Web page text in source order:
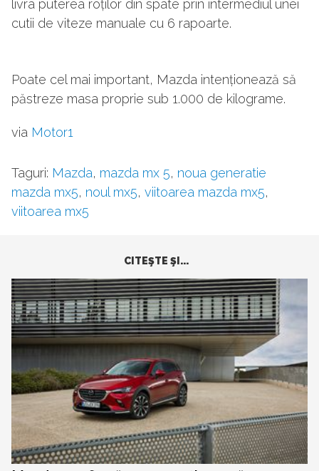
livra puterea roților din spate prin intermediul unei
cutii de viteze manuale cu 6 rapoarte.
Poate cel mai important, Mazda intenționează să
păstreze masa proprie sub 1.000 de kilograme.
via Motor1
Taguri: Mazda, mazda mx 5, noua generatie
mazda mx5, noul mx5, viitoarea mazda mx5,
viitoarea mx5
CITEŞTE ŞI...